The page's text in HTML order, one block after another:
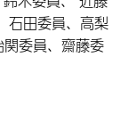
石田委員、高梨
委員、齋藤委